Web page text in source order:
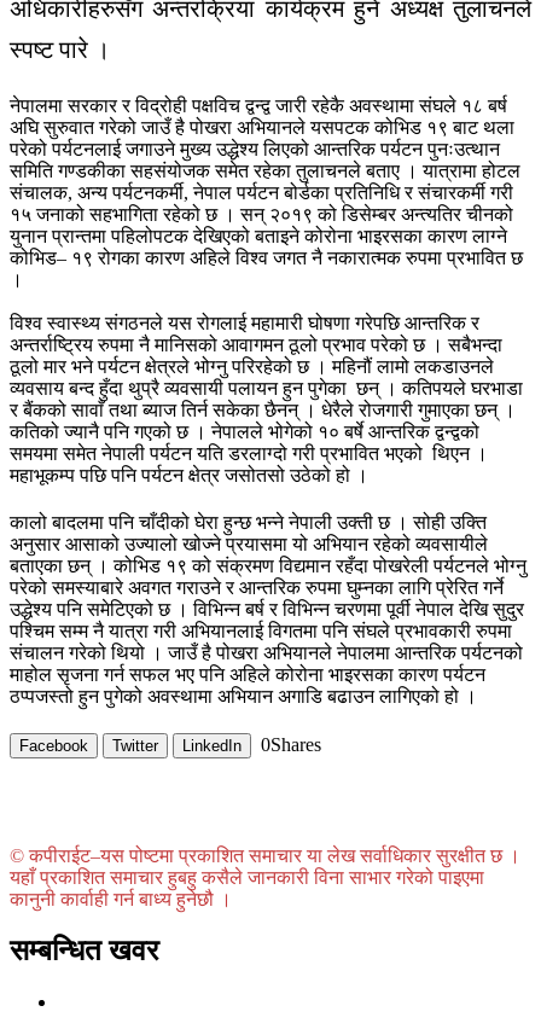
अधिकारीहरुसँग अन्तरक्रिया कार्यक्रम हुने अध्यक्ष तुलाचनले
स्पष्ट पारे ।
नेपालमा सरकार र विद्रोही पक्षविच द्वन्द्व जारी रहेकै अवस्थामा संघले १८ बर्ष
अघि सुरुवात गरेको जाउँ है पोखरा अभियानले यसपटक कोभिड १९ बाट थला
परेको पर्यटनलाई जगाउने मुख्य उद्धेश्य लिएको आन्तरिक पर्यटन पुनःउत्थान
समिति गण्डकीका सहसंयोजक समेत रहेका तुलाचनले बताए । यात्रामा होटल
संचालक, अन्य पर्यटनकर्मी, नेपाल पर्यटन बोर्डका प्रतिनिधि र संचारकर्मी गरी
१५ जनाको सहभागिता रहेको छ । सन् २०१९ को डिसेम्बर अन्त्यतिर चीनको
युनान प्रान्तमा पहिलोपटक देखिएको बताइने कोरोना भाइरसका कारण लाग्ने
कोभिड– १९ रोगका कारण अहिले विश्व जगत नै नकारात्मक रुपमा प्रभावित छ
।
विश्व स्वास्थ्य संगठनले यस रोगलाई महामारी घोषणा गरेपछि आन्तरिक र
अन्तर्राष्ट्रिय रुपमा नै मानिसको आवागमन ठूलो प्रभाव परेको छ । सबैभन्दा
ठूलो मार भने पर्यटन क्षेत्रले भोग्नु परिरहेको छ । महिनौं लामो लकडाउनले
व्यवसाय बन्द हुँदा थुप्रै व्यवसायी पलायन हुन पुगेका छन् । कतिपयले घरभाडा
र बैंकको सावाँ तथा ब्याज तिर्न सकेका छैनन् । धेरैले रोजगारी गुमाएका छन् ।
कतिको ज्यानै पनि गएको छ । नेपालले भोगेको १० बर्षे आन्तरिक द्वन्द्वको
समयमा समेत नेपाली पर्यटन यति डरलाग्दो गरी प्रभावित भएको थिएन ।
महाभूकम्प पछि पनि पर्यटन क्षेत्र जसोतसो उठेको हो ।
कालो बादलमा पनि चाँदीको घेरा हुन्छ भन्ने नेपाली उक्ती छ । सोही उक्ति
अनुसार आसाको उज्यालो खोज्ने प्रयासमा यो अभियान रहेको व्यवसायीले
बताएका छन् । कोभिड १९ को संक्रमण विद्यमान रहँदा पोखरेली पर्यटनले भोग्नु
परेको समस्याबारे अवगत गराउने र आन्तरिक रुपमा घुम्नका लागि प्रेरित गर्ने
उद्धेश्य पनि समेटिएको छ । विभिन्न बर्ष र विभिन्न चरणमा पूर्वी नेपाल देखि सुदुर
पश्चिम सम्म नै यात्रा गरी अभियानलाई विगतमा पनि संघले प्रभावकारी रुपमा
संचालन गरेको थियो । जाउँ है पोखरा अभियानले नेपालमा आन्तरिक पर्यटनको
माहोल सृजना गर्न सफल भए पनि अहिले कोरोना भाइरसका कारण पर्यटन
ठप्पजस्तो हुन पुगेको अवस्थामा अभियान अगाडि बढाउन लागिएको हो ।
Facebook Twitter LinkedIn 0Shares
© कपीराईट–यस पोष्टमा प्रकाशित समाचार या लेख सर्वाधिकार सुरक्षीत छ ।
यहाँ प्रकाशित समाचार हुबहु कसैले जानकारी विना साभार गरेको पाइएमा
कानुनी कार्वाही गर्न बाध्य हुनेछौ ।
सम्बन्धित खवर